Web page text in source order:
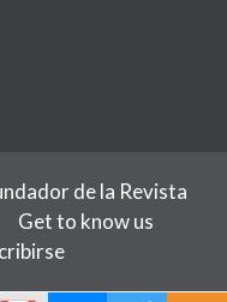
de la Revista
Get to know us